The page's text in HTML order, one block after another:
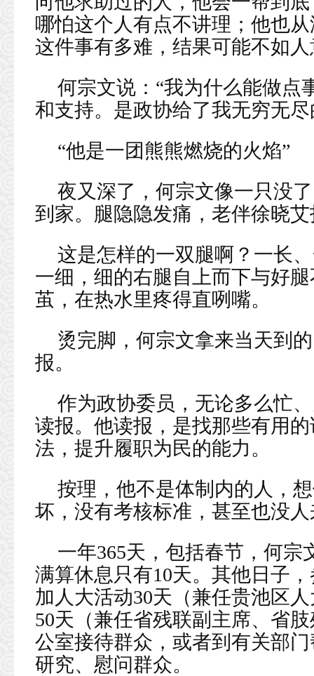
哪怕这个人有点不讲理；他也
这件事有多难，结果可能不如
何宗文说：“我为什么能做点
和支持。是政协给了我无穷无
“他是一团熊熊燃烧的火焰”
夜又深了，何宗文像一只没
到家。腿隐隐发痛，老伴徐晓
这是怎样的一双腿啊？一长
一细，细的右腿自上而下与好
茧，在热水里疼得直咧嘴。
烫完脚，何宗文拿来当天到
报。
作为政协委员，无论多么忙
读报。他读报，是找那些有用
法，提升履职为民的能力。
按理，他不是体制内的人，
坏，没有考核标准，甚至也没
一年365天，包括春节，何宗
满算休息只有10天。其他日子
加人大活动30天（兼任贵池区
50天（兼任省残联副主席、省
公室接待群众，或者到有关部
研究、慰问群众。